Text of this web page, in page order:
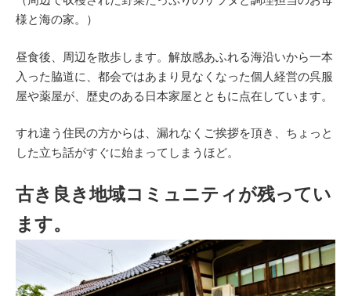
様と海の家。）
昼食後、周辺を散歩します。解放感あふれる海沿いから一本
入った脇道に、都会ではあまり見なくなった個人経営の呉服
屋や薬屋が、歴史のある日本家屋とともに点在しています。
すれ違う住民の方からは、漏れなくご挨拶を頂き、ちょっと
した立ち話がすぐに始まってしまうほど。
古き良き地域コミュニティが残ってい
ます。